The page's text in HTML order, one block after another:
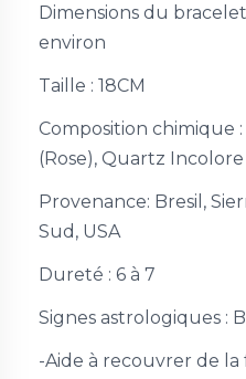
Dimensions du
environ
Taille : 18CM
Composition chimique
(Rose), Quartz Incolore
Provenance: Bresil,
Sud, USA
Dureté : 6 à 7
Signes astrologiques :
-Aide à recouvrer de